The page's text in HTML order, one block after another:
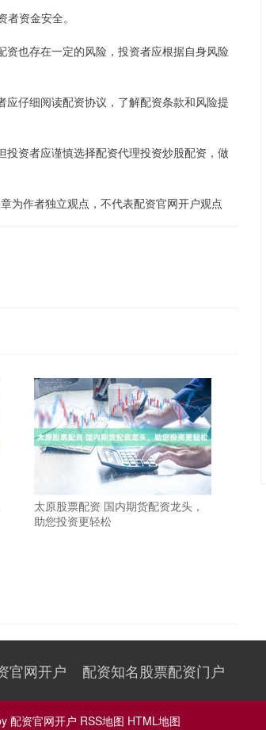
资金安全。
也存在一定的风险，投资者应根据自身风险
仔细阅读配资协议，了解配资条款和风险提
资者应谨慎选择配资代理投资炒股配资，做
为作者独立观点，不代表配资官网开户观点
太原股票配资 国内期货配资龙头，
助您投资更轻松
官网开户 配资知名股票配资门户
配资官网开户 RSS地图 HTML地图